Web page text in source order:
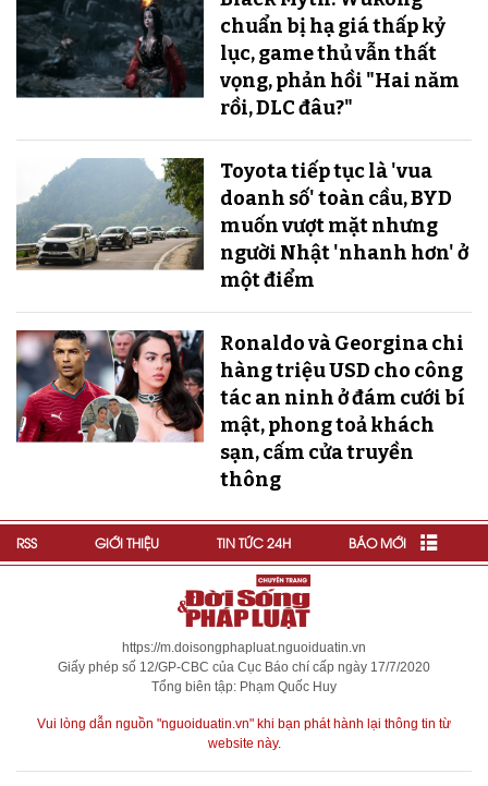
chuẩn bị hạ giá thấp kỷ
lục, game thủ vẫn thất
vọng, phản hồi "Hai năm
rồi, DLC đâu?"
Toyota tiếp tục là 'vua
doanh số' toàn cầu, BYD
muốn vượt mặt nhưng
người Nhật 'nhanh hơn' ở
một điểm
Ronaldo và Georgina chi
hàng triệu USD cho công
tác an ninh ở đám cưới bí
mật, phong toả khách
sạn, cấm cửa truyền
thông
RSS GIỚI THIỆU TIN TỨC 24H BÁO MỚI
https://m.doisongphapluat.nguoiduatin.vn
Giấy phép số 12/GP-CBC của Cục Báo chí cấp ngày 17/7/2020
Tổng biên tập: Phạm Quốc Huy
Vui lòng dẫn nguồn "nguoiduatin.vn" khi bạn phát hành lại thông tin từ
website này.